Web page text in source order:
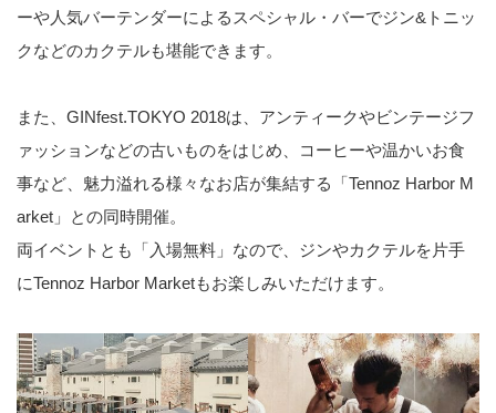
ーや人気バーテンダーによるスペシャル・バーでジン&トニッ
クなどのカクテルも堪能できます。
また、GINfest.TOKYO 2018は、アンティークやビンテージフ
ァッションなどの古いものをはじめ、コーヒーや温かいお食
事など、魅力溢れる様々なお店が集結する「Tennoz Harbor M
arket」との同時開催。
両イベントとも「入場無料」なので、ジンやカクテルを片手
にTennoz Harbor Marketもお楽しみいただけます。